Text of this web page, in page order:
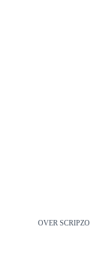
OVER SCRIPZO